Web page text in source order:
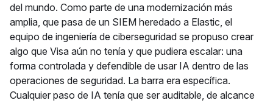
del mundo. Como parte de una modernización más
amplia, que pasa de un SIEM heredado a Elastic, el
equipo de ingeniería de ciberseguridad se propuso crear
algo que Visa aún no tenía y que pudiera escalar: una
forma controlada y defendible de usar IA dentro de las
operaciones de seguridad. La barra era específica.
Cualquier paso de IA tenía que ser auditable, de alcance